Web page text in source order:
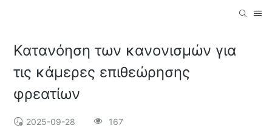
Κατανόηση των κανονισμών για
τις κάμερες επιθεώρησης
φρεατίων
2025-09-28 167